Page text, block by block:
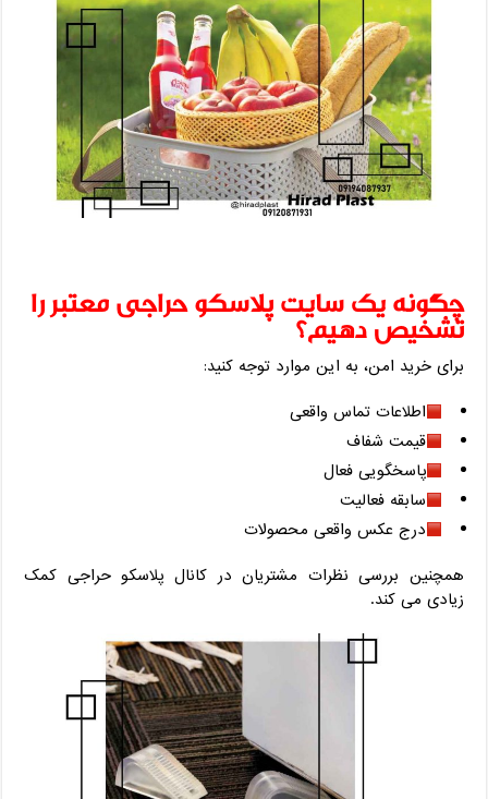
چگونه یک سایت پلاسکو حراجی معتبر را
تشخیص دهیم؟
برای خرید امن، به این موارد توجه کنید:
اطلاعات تماس واقعی
قیمت شفاف
پاسخگویی فعال
سابقه فعالیت
درج عکس واقعی محصولات
همچنین بررسی نظرات مشتریان در کانال پلاسکو حراجی کمک
زیادی می‌ کند.